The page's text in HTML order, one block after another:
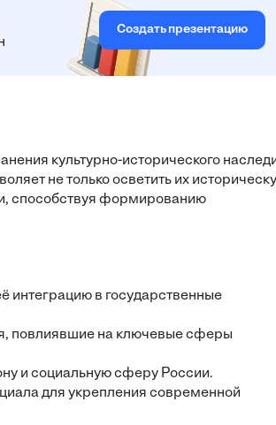
Создать презентацию
культурно-исторического
не только осветить их
способствуя формированию
интеграцию в государственные
повлиявшие на ключевые сферы
и социальную сферу России.
для укрепления современной